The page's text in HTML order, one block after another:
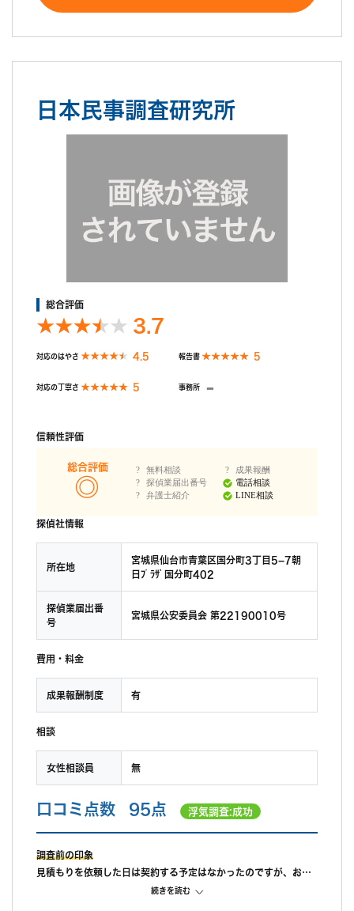
日本民事調査研究所
総合評価
3.7
対応のはやさ 4.5 報告書 5
対応の丁寧さ 5 事務所 -
信頼性評価
総合評価
無料相談
探偵業届出番号
弁護士紹介
成果報酬
電話相談
LINE相談
探偵社情報
所在地
宮城県仙台市青葉区国分町3丁目5−7朝
日ﾌﾟﾗｻﾞ国分町402
探偵業届出番
号
宮城県公安委員会 第22190010号
費用・料金
成果報酬制度 有
相談
女性相談員 無
口コミ点数 95点 浮気調査:成功
調査前の印象
見積もりを依頼した日は契約する予定はなかったのですが、お話
しやすい雰囲気だったのと、見積書が明瞭だったので契約するこ
続きを読む